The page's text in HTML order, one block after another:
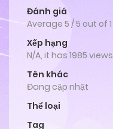
Đánh giá
Average 5 /5 out of 1
Xếp hạng
N/A, it has 1985 views
Tên khác
Đang cập nhật
Thể loại
Tag